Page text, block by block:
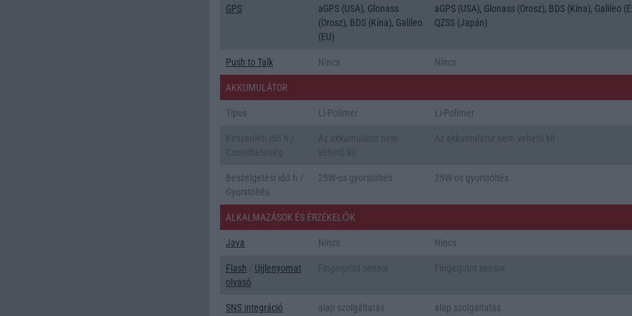
GPS
aGPS (USA), Glonass
(Orosz), BDS (Kína), Galileo
(EU)
aGPS (USA), Glonass (Orosz), BDS (Kína), Galileo
QZSS (Japán)
Push to Talk Nincs Nincs
AKKUMULÁTOR
Típus Li-Polimer Li-Polimer
Beszélgetési idő h /
Gyorstöltés
25W-os gyorstöltés 25W-os gyorstöltés
ALKALMAZÁSOK ÉS ÉRZÉKELŐK
Java Nincs Nincs
Flash
Ujjlenyomat
olvasó
SNS integráció alap szolgáltatás alap szolgáltatás